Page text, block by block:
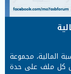
المالية، مجموعة
كل ملف على حدة